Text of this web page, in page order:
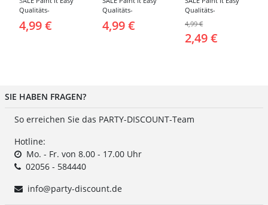
Qualitäts-
Rund, 2 Stück, für
4,99 €
Qualitäts-
Stoppelschwamm, 2
4,99 €
Qualitäts-
klein, für Gesicht
und Körper
4,99 €
2,49 €
SIE HABEN FRAGEN?
So erreichen Sie das PARTY-DISCOUNT-Team
Hotline:
Mo. - Fr. von 8.00 - 17.00 Uhr
02056 - 584440
info@party-discount.de